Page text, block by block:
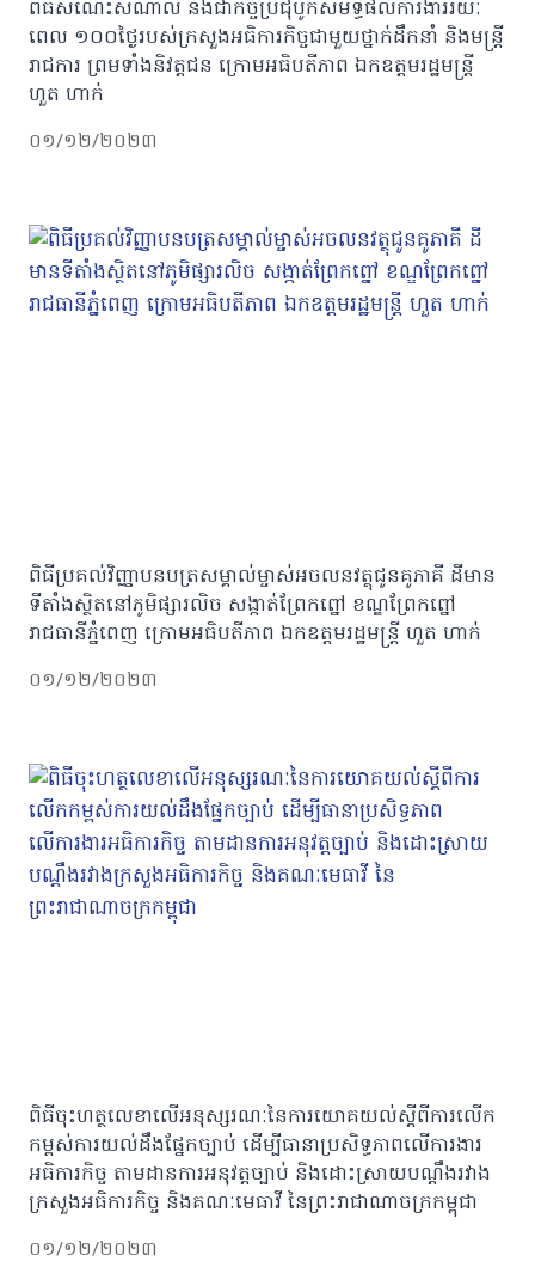
ពិធីសំណេះសំណាល និងជាកិច្ចប្រជុំបូកសមិទ្ធផលការងាររយៈ
ពេល ១០០ថ្ងៃរបស់ក្រសួងអធិការកិច្ចជាមួយថ្នាក់ដឹកនាំ និងមន្ត្រី
រាជការ ព្រមទាំងនិវត្តជន ក្រោមអធិបតីភាព ឯកឧត្តមរដ្ឋមន្ត្រី
ហួត ហាក់
០១/១២/២០២៣
ពិធីប្រគល់វិញ្ញាបនបត្រសម្គាល់ម្ចាស់អចលនវត្ថុជូនគូភាគី ដីមាន
ទីតាំងស្ថិតនៅភូមិផ្សារលិច សង្កាត់ព្រែកព្នៅ ខណ្ឌព្រែកព្នៅ
រាជធានីភ្នំពេញ ក្រោមអធិបតីភាព ឯកឧត្តមរដ្ឋមន្ត្រី ហួត ហាក់
០១/១២/២០២៣
ពិធីចុះហត្ថលេខាលើអនុស្សរណៈនៃការយោគយល់ស្តីពីការលើក
កម្ពស់ការយល់ដឹងផ្នែកច្បាប់ ដើម្បីធានាប្រសិទ្ធភាពលើការងារ
អធិការកិច្ច តាមដានការអនុវត្តច្បាប់ និងដោះស្រាយបណ្តឹងរវាង
ក្រសួងអធិការកិច្ច និងគណៈមេធាវី នៃព្រះរាជាណាចក្រកម្ពុជា
០១/១២/២០២៣